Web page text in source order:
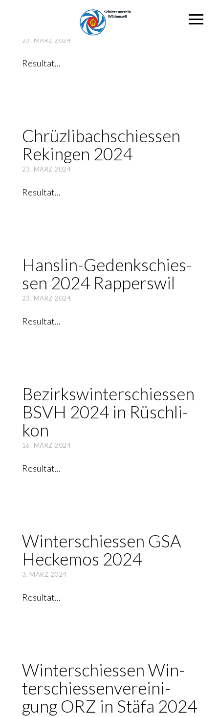
Leib­stadter Grup­pen­
schies­sen 2024
23. MÄRZ 2024
Resultat
Chrüz­lib­ach­schies­sen
Rekin­gen 2024
23. MÄRZ 2024
Resultat
Hans­lin-Gedenk­schies­
sen 2024 Rap­pers­wil
23. MÄRZ 2024
Resultat
Bezirks­winter­schiessen
BSVH 2024 in Rüsch­li­
kon
16. MÄRZ 2024
Resultat
Win­ter­schies­sen GSA
Hecke­mos 2024
3. MÄRZ 2024
Resultat
Win­ter­schies­sen Win­
ter­schiessen­ver­ei­ni­
gung ORZ in Stä­fa 2024